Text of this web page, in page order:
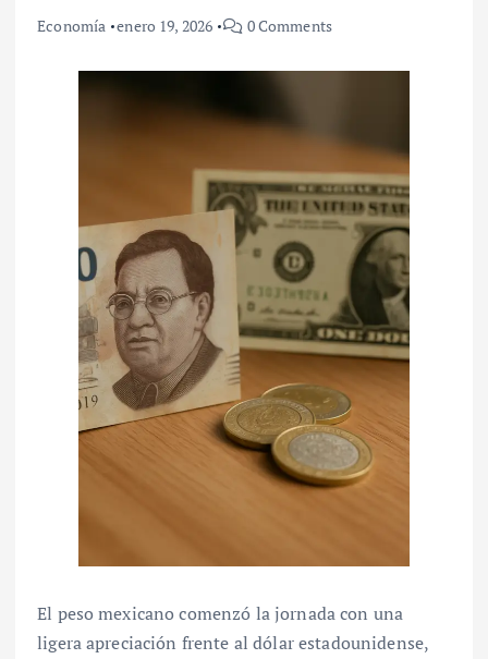
Economía enero 19, 2026 0 Comments
El peso mexicano comenzó la jornada con una
ligera apreciación frente al dólar estadounidense,